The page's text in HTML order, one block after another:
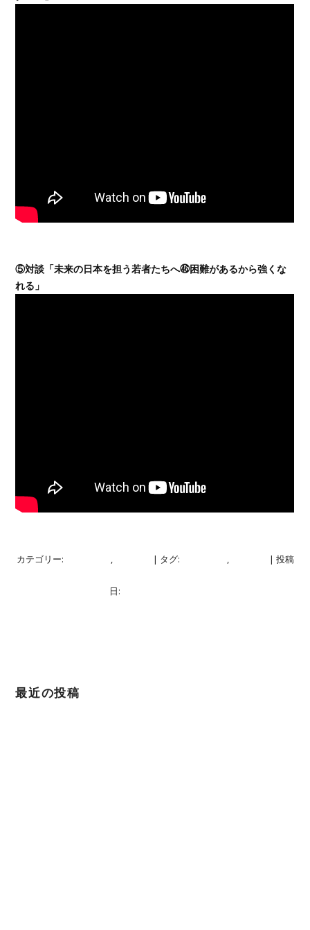
⑤対談「未来の日本を担う若者たちへ㊻困難があるから強くな
れる」
カテゴリー: , | タグ: , | 投稿
日:
最近の投稿